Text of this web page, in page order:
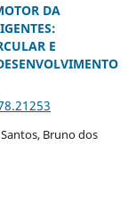
DA
E
Bruno dos